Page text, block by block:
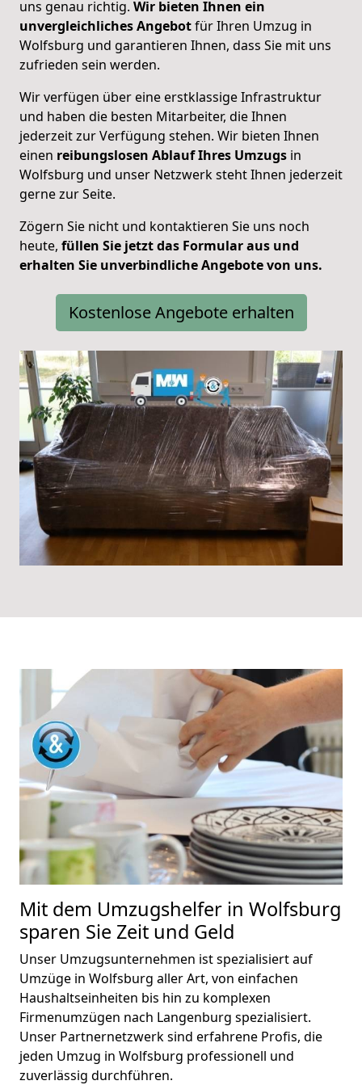
uns genau richtig. Wir bieten Ihnen ein
unvergleichliches Angebotfür Ihren Umzug in
Wolfsburg und garantieren Ihnen, dass Sie mit uns
zufrieden sein werden.
Wir verfügen über eine erstklassige Infrastruktur
und haben die besten Mitarbeiter, die Ihnen
jederzeit zur Verfügung stehen. Wir bieten Ihnen
einen reibungslosen Ablauf Ihres Umzugs in
Wolfsburg und unser Netzwerk steht Ihnen jederzeit
gerne zur Seite.
Zögern Sie nicht und kontaktieren Sie uns noch
heute, füllen Sie jetzt das Formular aus und
erhalten Sie unverbindliche Angebote von uns.
Kostenlose Angebote erhalten
Mit dem Umzugshelfer in Wolfsburg
sparen Sie Zeit und Geld
Unser Umzugsunternehmen ist spezialisiert auf
Umzüge in Wolfsburg aller Art, von einfachen
Haushaltseinheiten bis hin zu komplexen
Firmenumzügen nach Langenburg spezialisiert.
Unser Partnernetzwerk sind erfahrene Profis, die
jeden Umzug in Wolfsburg professionell und
zuverlässig durchführen.